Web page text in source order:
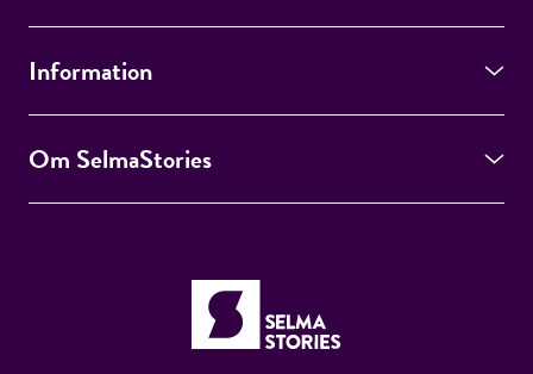
Information
Om SelmaStories